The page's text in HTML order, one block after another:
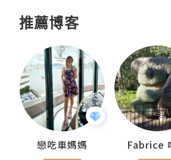
推薦博客
戀吃車媽媽 Fabrice